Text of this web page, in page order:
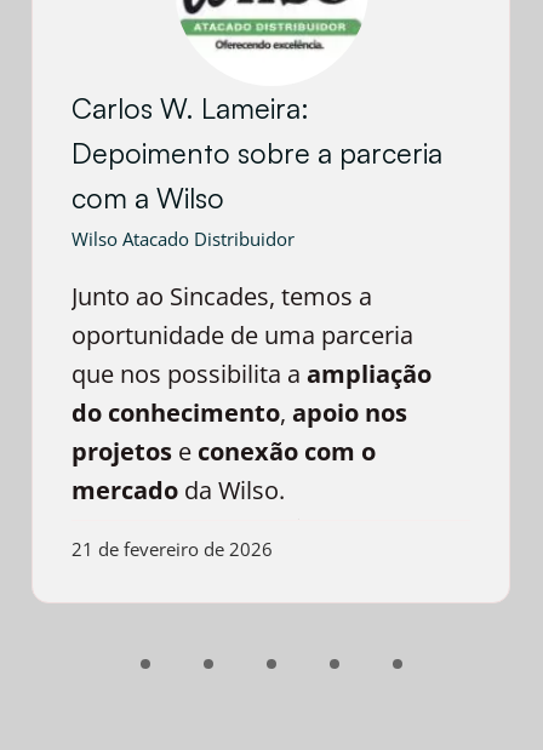
Carlos W. Lameira:
Depoimento sobre a parceria
com a Wilso
Wilso Atacado Distribuidor
Junto ao Sincades, temos a
oportunidade de uma parceria
que nos possibilita aampliação
do conhecimento,apoio nos
projetos e conexão com o
mercado da Wilso.
parceria de sucesso
21 de fevereiro de 2026